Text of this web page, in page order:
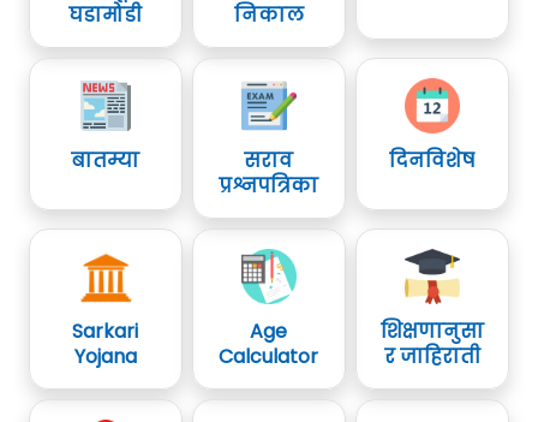
घडामोडी
निकाल
बातम्या
सराव
प्रश्नपत्रिका
दिनविशेष
Sarkari
Yojana
Age
Calculator
शिक्षणानुसा
र जाहिराती